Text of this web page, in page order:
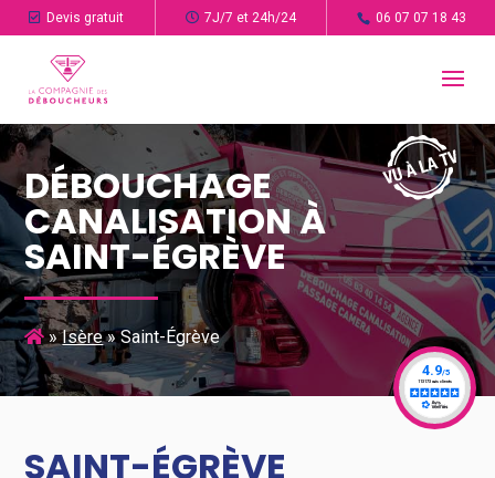
Devis gratuit 7J/7 et 24h/24 06 07 07 18 43
DÉBOUCHAGE
CANALISATION À
SAINT-ÉGRÈVE
»Isère»Saint-Égrève
SAINT-ÉGRÈVE